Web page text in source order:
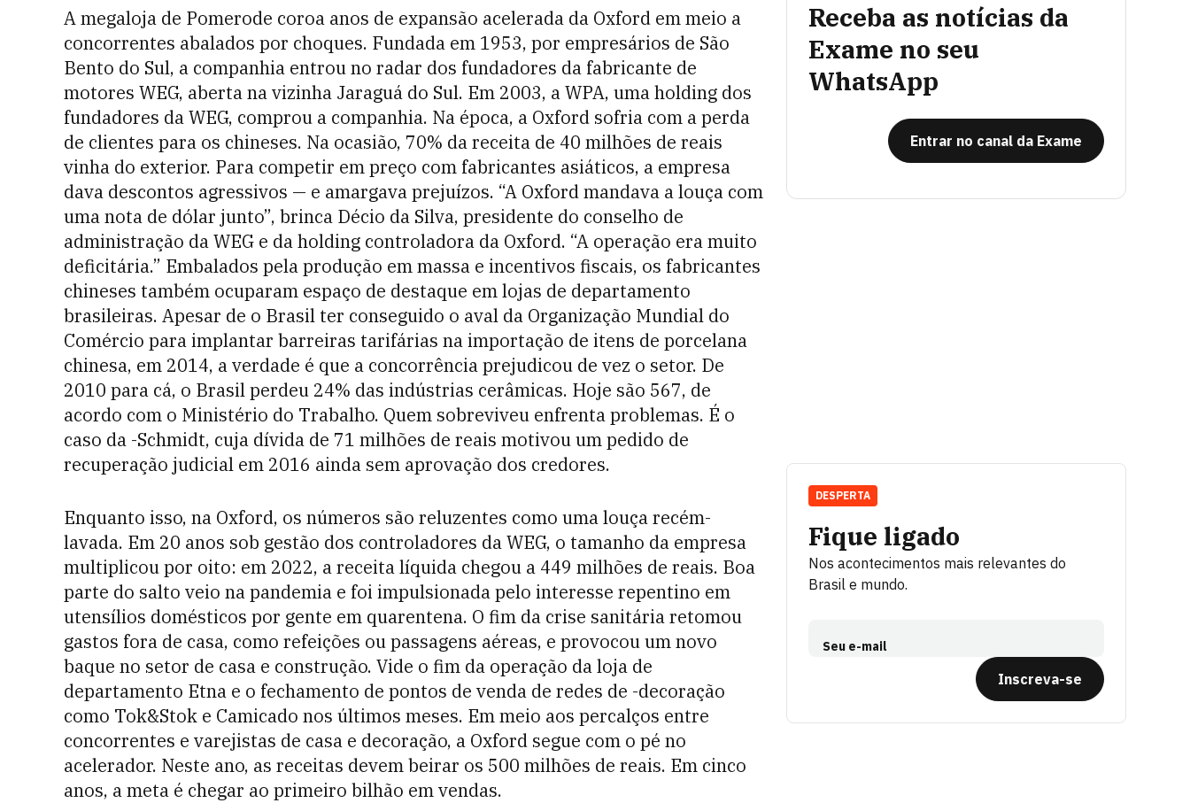
A megaloja de Pomerode coroa anos de expansão acelerada da Oxford em meio a
concorrentes abalados por choques. Fundada em 1953, por empresários de São
Bento do Sul, a companhia entrou no radar dos fundadores da fabricante de
motores WEG, aberta na vizinha Jaraguá do Sul. Em 2003, a WPA, uma holding dos
fundadores da WEG, comprou a companhia. Na época, a Oxford sofria com a perda
de clientes para os chineses. Na ocasião, 70% da receita de 40 milhões de reais
vinha do exterior. Para competir em preço com fabricantes asiáticos, a empresa
dava descontos agressivos — e amargava prejuízos. “A Oxford mandava a louça com
uma nota de dólar junto”, brinca Décio da Silva, presidente do conselho de
administração da WEG e da holding controladora da Oxford. “A operação era muito
deficitária.” Embalados pela produção em massa e incentivos fiscais, os fabricantes
chineses também ocuparam espaço de destaque em lojas de departamento
brasileiras. Apesar de o Brasil ter conseguido o aval da Organização Mundial do
Comércio para implantar barreiras tarifárias na importação de itens de porcelana
chinesa, em 2014, a verdade é que a concorrência prejudicou de vez o setor. De
2010 para cá, o Brasil perdeu 24% das indústrias cerâmicas. Hoje são 567, de
acordo com o Ministério do Trabalho. Quem sobreviveu enfrenta problemas. É o
caso da -Schmidt, cuja dívida de 71 milhões de reais motivou um pedido de
recuperação judicial em 2016 ainda sem aprovação dos credores.
Enquanto isso, na Oxford, os números são reluzentes como uma louça recém-
lavada. Em 20 anos sob gestão dos controladores da WEG, o tamanho da empresa
multiplicou por oito: em 2022, a receita líquida chegou a 449 milhões de reais. Boa
parte do salto veio na pandemia e foi impulsionada pelo interesse repentino em
utensílios domésticos por gente em quarentena. O fim da crise sanitária retomou
gastos fora de casa, como refeições ou passagens aéreas, e provocou um novo
baque no setor de casa e construção. Vide o fim da operação da loja de
departamento Etna e o fechamento de pontos de venda de redes de -decoração
como Tok&Stok e Camicado nos últimos meses. Em meio aos percalços entre
concorrentes e varejistas de casa e decoração, a Oxford segue com o pé no
acelerador. Neste ano, as receitas devem beirar os 500 milhões de reais. Em cinco
anos, a meta é chegar ao primeiro bilhão em vendas.
Receba as notícias da
Exame no seu
WhatsApp
Entrar no canal da Exame
Fique ligado
Nos acontecimentos mais relevantes do
Brasil e mundo.
Seu e-mail
Inscreva-se
DESPERTA